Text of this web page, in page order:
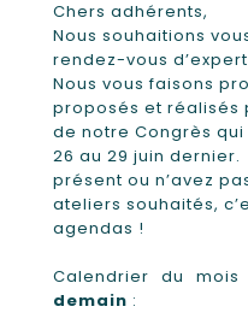
Chers adhérents,
Nous souhaitions
rendez-vous
Nous vous faisons
proposés et réalisés
de notre Congrès qui
26 au 29 juin dernier.
présent ou n’avez
ateliers souhaités,
agendas !
Calendrier du mois
demain :